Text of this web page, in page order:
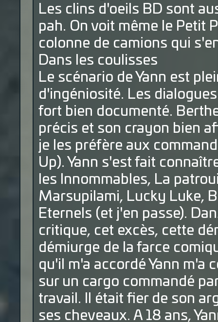
Les clins d'oeils BD sont
pah. On voit même le Petit
colonne de camions qui
Dans les coulisses
Le scénario de Yann est
d'ingéniosité. Les
fort bien documenté.
précis et son crayon bien
je les préfère aux
Up). Yann s'est fait
les Innommables, La
Marsupilami, Lucky Luke,
Eternels (et j'en passe).
critique, cet excès, cette
démiurge de la farce
qu'il m'a accordé Yann m'a
sur un cargo commandé
travail. Il était fier de son
ses cheveaux. A 18 ans,